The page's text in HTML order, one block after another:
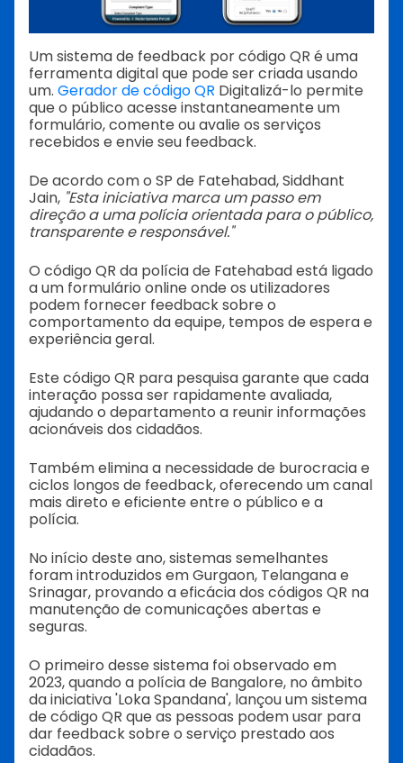
Um sistema de feedback por código QR é uma
ferramenta digital que pode ser criada usando
um. Gerador de código QR Digitalizá-lo permite
que o público acesse instantaneamente um
formulário, comente ou avalie os serviços
recebidos e envie seu feedback.
De acordo com o SP de Fatehabad, Siddhant
Jain, "Esta iniciativa marca um passo em
direção a uma polícia orientada para o público,
transparente e responsável."
O código QR da polícia de Fatehabad está ligado
a um formulário online onde os utilizadores
podem fornecer feedback sobre o
comportamento da equipe, tempos de espera e
experiência geral.
Este código QR para pesquisa garante que cada
interação possa ser rapidamente avaliada,
ajudando o departamento a reunir informações
acionáveis dos cidadãos.
Também elimina a necessidade de burocracia e
ciclos longos de feedback, oferecendo um canal
mais direto e eficiente entre o público e a
polícia.
No início deste ano, sistemas semelhantes
foram introduzidos em Gurgaon, Telangana e
Srinagar, provando a eficácia dos códigos QR na
manutenção de comunicações abertas e
seguras.
O primeiro desse sistema foi observado em
2023, quando a polícia de Bangalore, no âmbito
da iniciativa 'Loka Spandana', lançou um sistema
de código QR que as pessoas podem usar para
dar feedback sobre o serviço prestado aos
cidadãos.